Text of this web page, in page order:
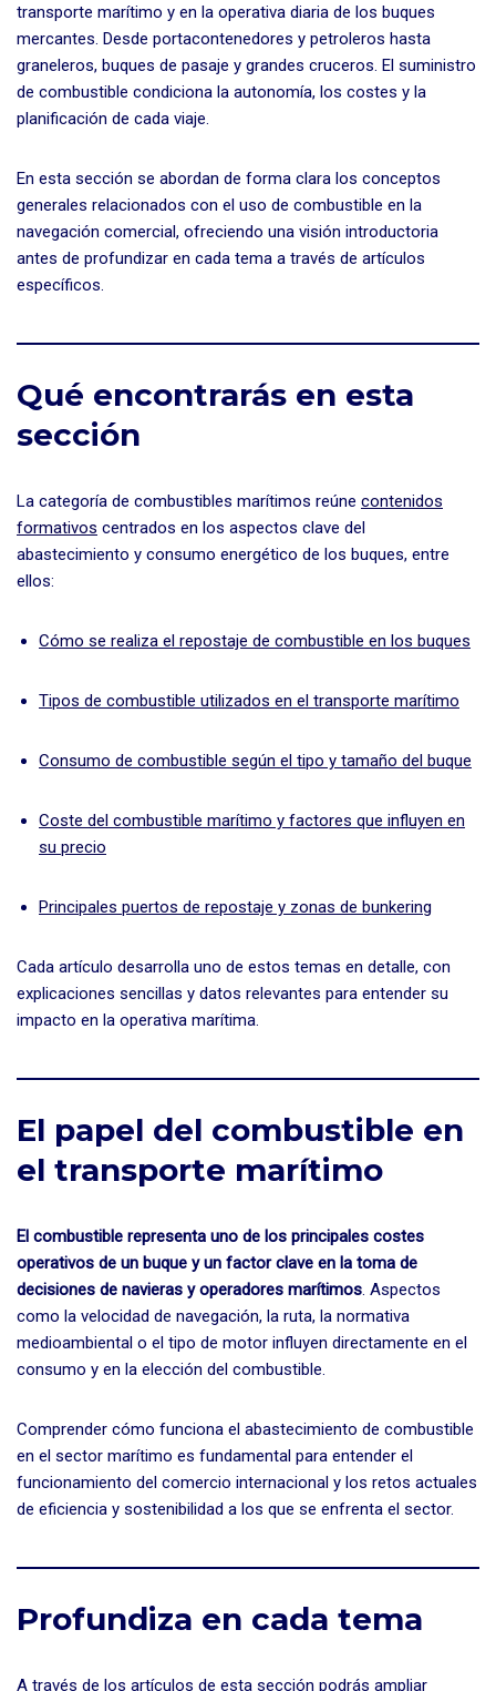
transporte marítimo y en la operativa diaria de los buques
mercantes. Desde portacontenedores y petroleros hasta
graneleros, buques de pasaje y grandes cruceros. El suministro
de combustible condiciona la autonomía, los costes y la
planificación de cada viaje.
En esta sección se abordan de forma clara los conceptos
generales relacionados con el uso de combustible en la
navegación comercial, ofreciendo una visión introductoria
antes de profundizar en cada tema a través de artículos
específicos.
Qué encontrarás en esta
sección
La categoría de combustibles marítimos reúne contenidos
formativos centrados en los aspectos clave del
abastecimiento y consumo energético de los buques, entre
ellos:
Cómo se realiza el repostaje de combustible en los buques
Tipos de combustible utilizados en el transporte marítimo
Consumo de combustible según el tipo y tamaño del buque
Coste del combustible marítimo y factores que influyen en
su precio
Principales puertos de repostaje y zonas de bunkering
Cada artículo desarrolla uno de estos temas en detalle, con
explicaciones sencillas y datos relevantes para entender su
impacto en la operativa marítima.
El papel del combustible en
el transporte marítimo
El combustible representa uno de los principales costes
operativos de un buque y un factor clave en la toma de
decisiones de navieras y operadores marítimos. Aspectos
como la velocidad de navegación, la ruta, la normativa
medioambiental o el tipo de motor influyen directamente en el
consumo y en la elección del combustible.
Comprender cómo funciona el abastecimiento de combustible
en el sector marítimo es fundamental para entender el
funcionamiento del comercio internacional y los retos actuales
de eficiencia y sostenibilidad a los que se enfrenta el sector.
Profundiza en cada tema
A través de los artículos de esta sección podrás ampliar